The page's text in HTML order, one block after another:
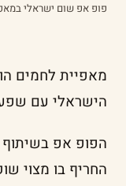
פופ אפ שום ישראלי
הישראלי עם
הפופ אפ בשיתוף
החריף בו מצוי